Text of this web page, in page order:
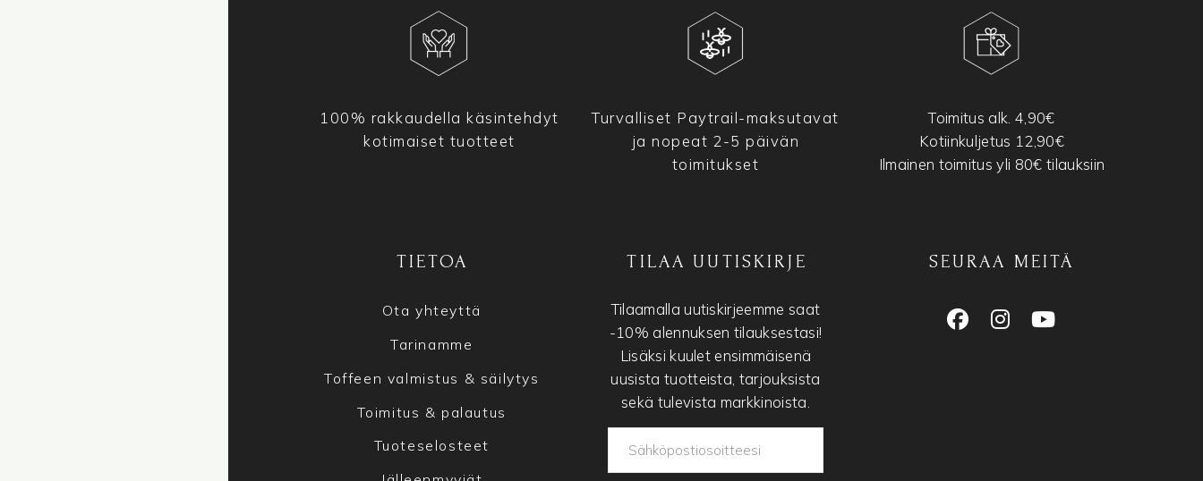
100% rakkaudella käsintehdyt
kotimaiset tuotteet
Turvalliset Paytrail-maksutavat
ja nopeat 2-5 päivän
toimitukset
Toimitus alk. 4,90€
Kotiinkuljetus 12,90€
Ilmainen toimitus yli 80€ tilauksiin
TIETOA
Ota yhteyttä
Tarinamme
Toffeen valmistus & säilytys
Toimitus & palautus
Tuoteselosteet
TILAA UUTISKIRJE
Tilaamalla uutiskirjeemme saat
-10% alennuksen tilauksestasi!
Lisäksi kuulet ensimmäisenä
uusista tuotteista, tarjouksista
sekä tulevista markkinoista.
SEURAA MEITÄ